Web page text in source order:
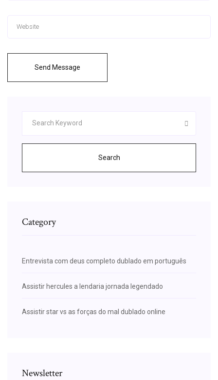
Send Message
Search
Category
Entrevista com deus completo dublado em português
Assistir hercules a lendaria jornada legendado
Assistir star vs as forças do mal dublado online
Newsletter